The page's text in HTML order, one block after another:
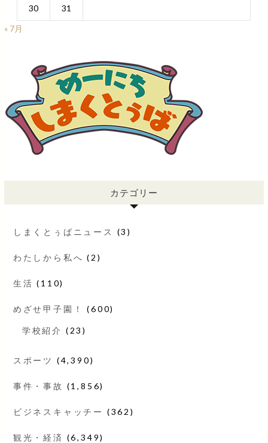
30
31
« 7月
カテゴリー
しまくとぅばニュース (3)
わたしから私へ (2)
生活 (110)
めざせ甲子園！ (600)
学校紹介 (23)
スポーツ (4,390)
事件・事故 (1,856)
ビジネスキャッチー (362)
観光・経済 (6,349)